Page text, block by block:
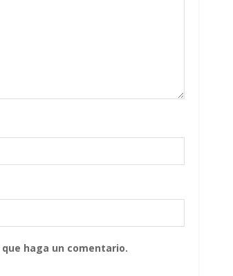
haga un comentario.